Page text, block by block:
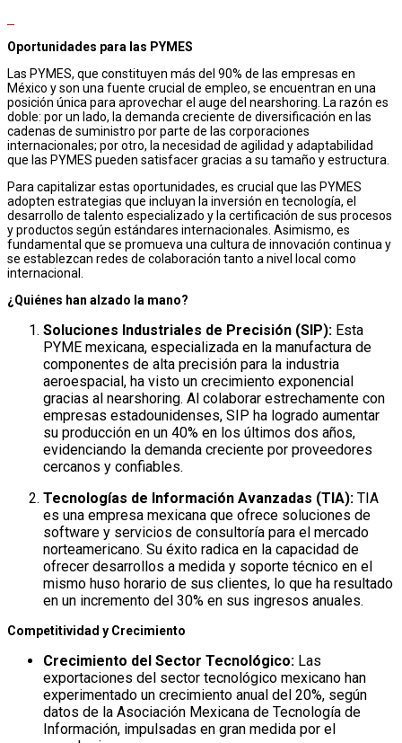
Oportunidades para las PYMES
Las PYMES, que constituyen más del 90% de las empresas en
México y son una fuente crucial de empleo, se encuentran en una
posición única para aprovechar el auge del nearshoring. La razón es
doble: por un lado, la demanda creciente de diversificación en las
cadenas de suministro por parte de las corporaciones
internacionales; por otro, la necesidad de agilidad y adaptabilidad
que las PYMES pueden satisfacer gracias a su tamaño y estructura.
Para capitalizar estas oportunidades, es crucial que las PYMES
adopten estrategias que incluyan la inversión en tecnología, el
desarrollo de talento especializado y la certificación de sus procesos
y productos según estándares internacionales. Asimismo, es
fundamental que se promueva una cultura de innovación continua y
se establezcan redes de colaboración tanto a nivel local como
internacional.
¿Quiénes han alzado la mano?
Soluciones Industriales de Precisión (SIP): Esta
PYME mexicana, especializada en la manufactura de
componentes de alta precisión para la industria
aeroespacial, ha visto un crecimiento exponencial
gracias al nearshoring. Al colaborar estrechamente con
empresas estadounidenses, SIP ha logrado aumentar
su producción en un 40% en los últimos dos años,
evidenciando la demanda creciente por proveedores
cercanos y confiables.
Tecnologías de Información Avanzadas (TIA): TIA
es una empresa mexicana que ofrece soluciones de
software y servicios de consultoría para el mercado
norteamericano. Su éxito radica en la capacidad de
ofrecer desarrollos a medida y soporte técnico en el
mismo huso horario de sus clientes, lo que ha resultado
en un incremento del 30% en sus ingresos anuales.
Competitividad y Crecimiento
Crecimiento del Sector Tecnológico: Las
exportaciones del sector tecnológico mexicano han
experimentado un crecimiento anual del 20%, según
datos de la Asociación Mexicana de Tecnología de
Información, impulsadas en gran medida por el